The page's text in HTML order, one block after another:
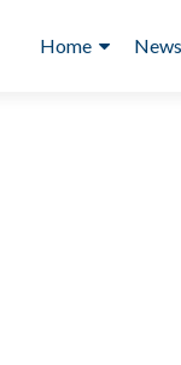
to
Home News